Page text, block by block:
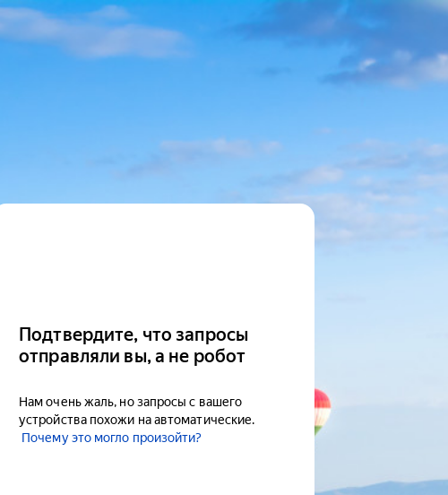
Подтвердите, что запросы
отправляли вы, а не робот
Нам очень жаль, но запросы с вашего
устройства похожи на автоматические.
Почему это могло произойти?